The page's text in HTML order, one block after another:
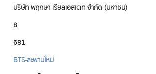
บริษัท พฤกษา เรียลเอสเตท จำกัด (มหาชน)
8
681
BTS-สะพานใหม่